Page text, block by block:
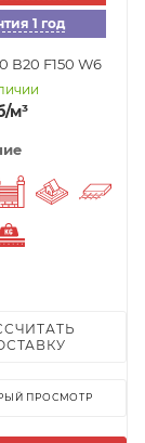
1 год
В20 F150 W6
/м³
пола
Заборы
ПРОСМОТР